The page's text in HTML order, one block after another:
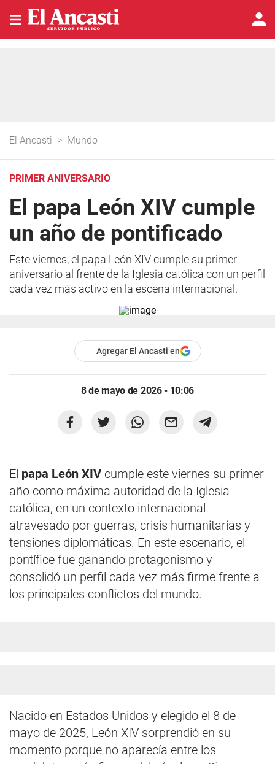
El Ancasti > Mundo
PRIMER ANIVERSARIO
El papa León XIV cumple
un año de pontificado
Este viernes, el papa León XIV cumple su primer
aniversario al frente de la Iglesia católica con un perfil
cada vez más activo en la escena internacional.
Agregar El Ancasti en
8 de mayo de 2026 - 10:06
El papa León XIV cumple este viernes su primer
año como máxima autoridad de la Iglesia
católica, en un contexto internacional
atravesado por guerras, crisis humanitarias y
tensiones diplomáticas. En este escenario, el
pontífice fue ganando protagonismo y
consolidó un perfil cada vez más firme frente a
los principales conflictos del mundo.
Nacido en Estados Unidos y elegido el 8 de
mayo de 2025, León XIV sorprendió en su
momento porque no aparecía entre los